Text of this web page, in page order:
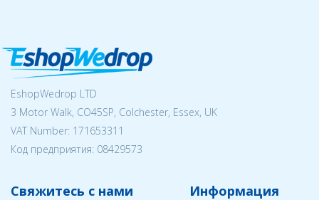
EshopWedrop LTD
3 Motor Walk, CO45SP, Colchester, Essex, UK
VAT Number: 171653311
Код предприятия: 08429573
Свяжитесь с нами Информация